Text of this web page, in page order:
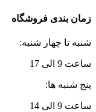
زمان بندی فروشگاه
شنبه تا چهار شنبه:
ساعت 9 الی 17
پنج شنبه ها:
ساعت 9 الی 14